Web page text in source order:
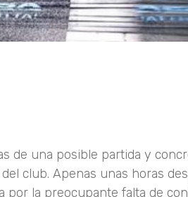
de una posible partida y
club. Apenas unas horas
por la preocupante falta de